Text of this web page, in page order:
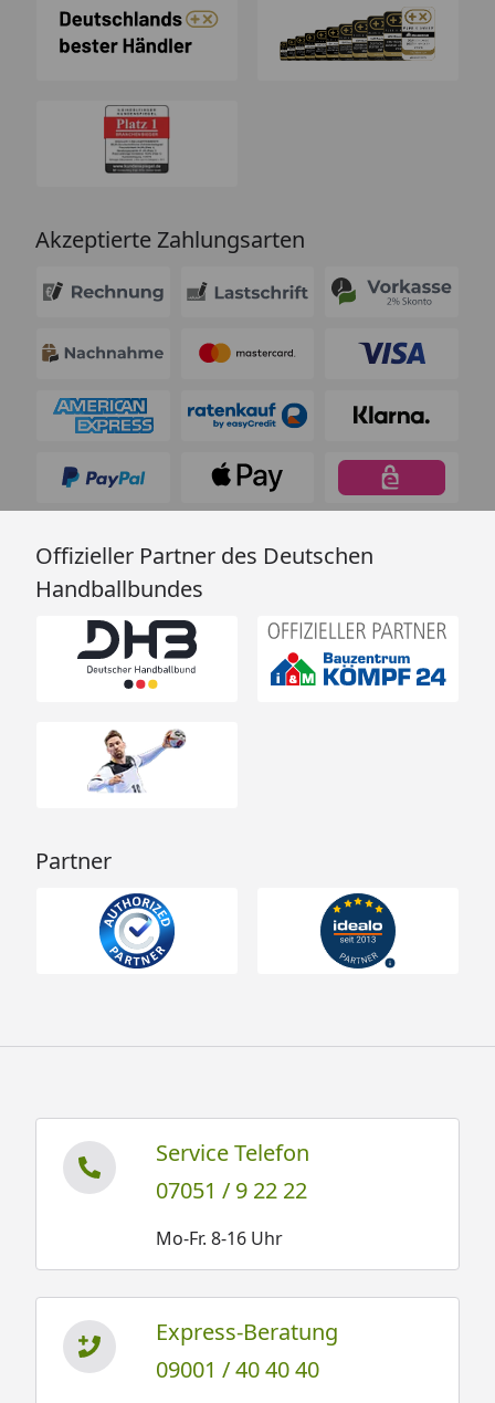
Akzeptierte Zahlungsarten
Offizieller Partner des Deutschen
Handballbundes
Partner
Service Telefon
07051 / 9 22 22
Mo-Fr. 8-16 Uhr
Express-Beratung
09001 / 40 40 40